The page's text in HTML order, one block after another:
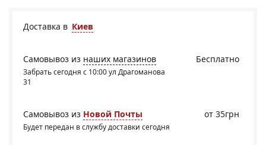
Доставка в Киев
Бесплатно
Самовывоз из наших магазинов
Забрать сегодня с 10:00 ул Драгоманова
31
Самовывоз из Новой Почты
Будет передан в службу доставки сегодня
от 35грн